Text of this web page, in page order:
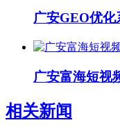
广安GEO优化
广安富海短视
相关新闻